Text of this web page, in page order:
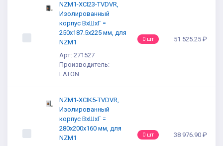
NZM1-XCI23-TVDVR,
Изолированный
корпус ВхШхГ =
250x187.5x225 мм, для
NZM1
Арт: 271527
Производитель:
EATON
0 шт 51 525.25 ₽
NZM1-XCIK5-TVDVR,
Изолированный
корпус ВхШхГ =
280x200x160 мм, для
NZM1
0 шт 38 976.90 ₽